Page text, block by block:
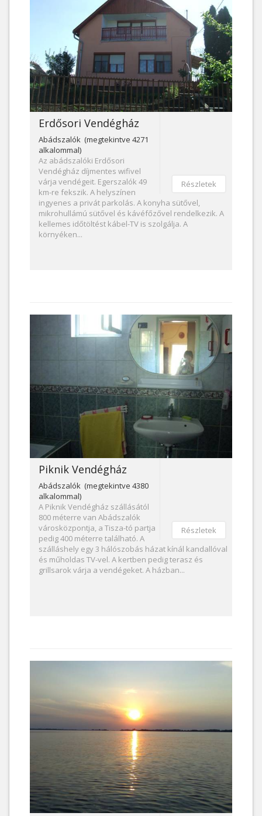
Részletek
Erdősori Vendégház
Abádszalók (megtekintve 4271
alkalommal)
Az abádszalóki Erdősori
Vendégház díjmentes wifivel
várja vendégeit. Egerszalók 49
km-re fekszik. A helyszínen
ingyenes a privát parkolás. A konyha sütővel,
mikrohullámú sütővel és kávéfőzővel rendelkezik. A
kellemes időtöltést kábel-TV is szolgálja. A
környéken...
Részletek
Piknik Vendégház
Abádszalók (megtekintve 4380
alkalommal)
A Piknik Vendégház szállásától
800 méterre van Abádszalók
városközpontja, a Tisza-tó partja
pedig 400 méterre található. A
szálláshely egy 3 hálószobás házat kínál kandallóval
és műholdas TV-vel. A kertben pedig terasz és
grillsarok várja a vendégeket. A házban...